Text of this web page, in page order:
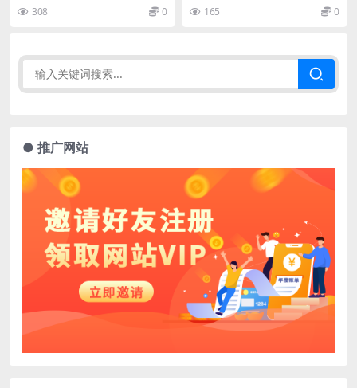
308 0 165 0
● 推广网站